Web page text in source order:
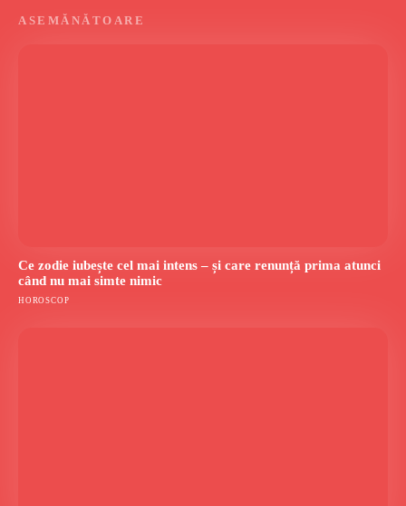
ASEMĂNĂTOARE
Ce zodie iubește cel mai intens – și care renunță prima atunci
când nu mai simte nimic
HOROSCOP